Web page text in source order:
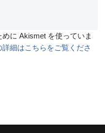
に Akismet を使っていま
細はこちらをご覧くださ